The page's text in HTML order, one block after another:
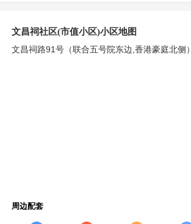
文昌祠社区(市值小区)小区地图
文昌祠路91号（联合五号院东边,香港豪庭北侧）
周边配套